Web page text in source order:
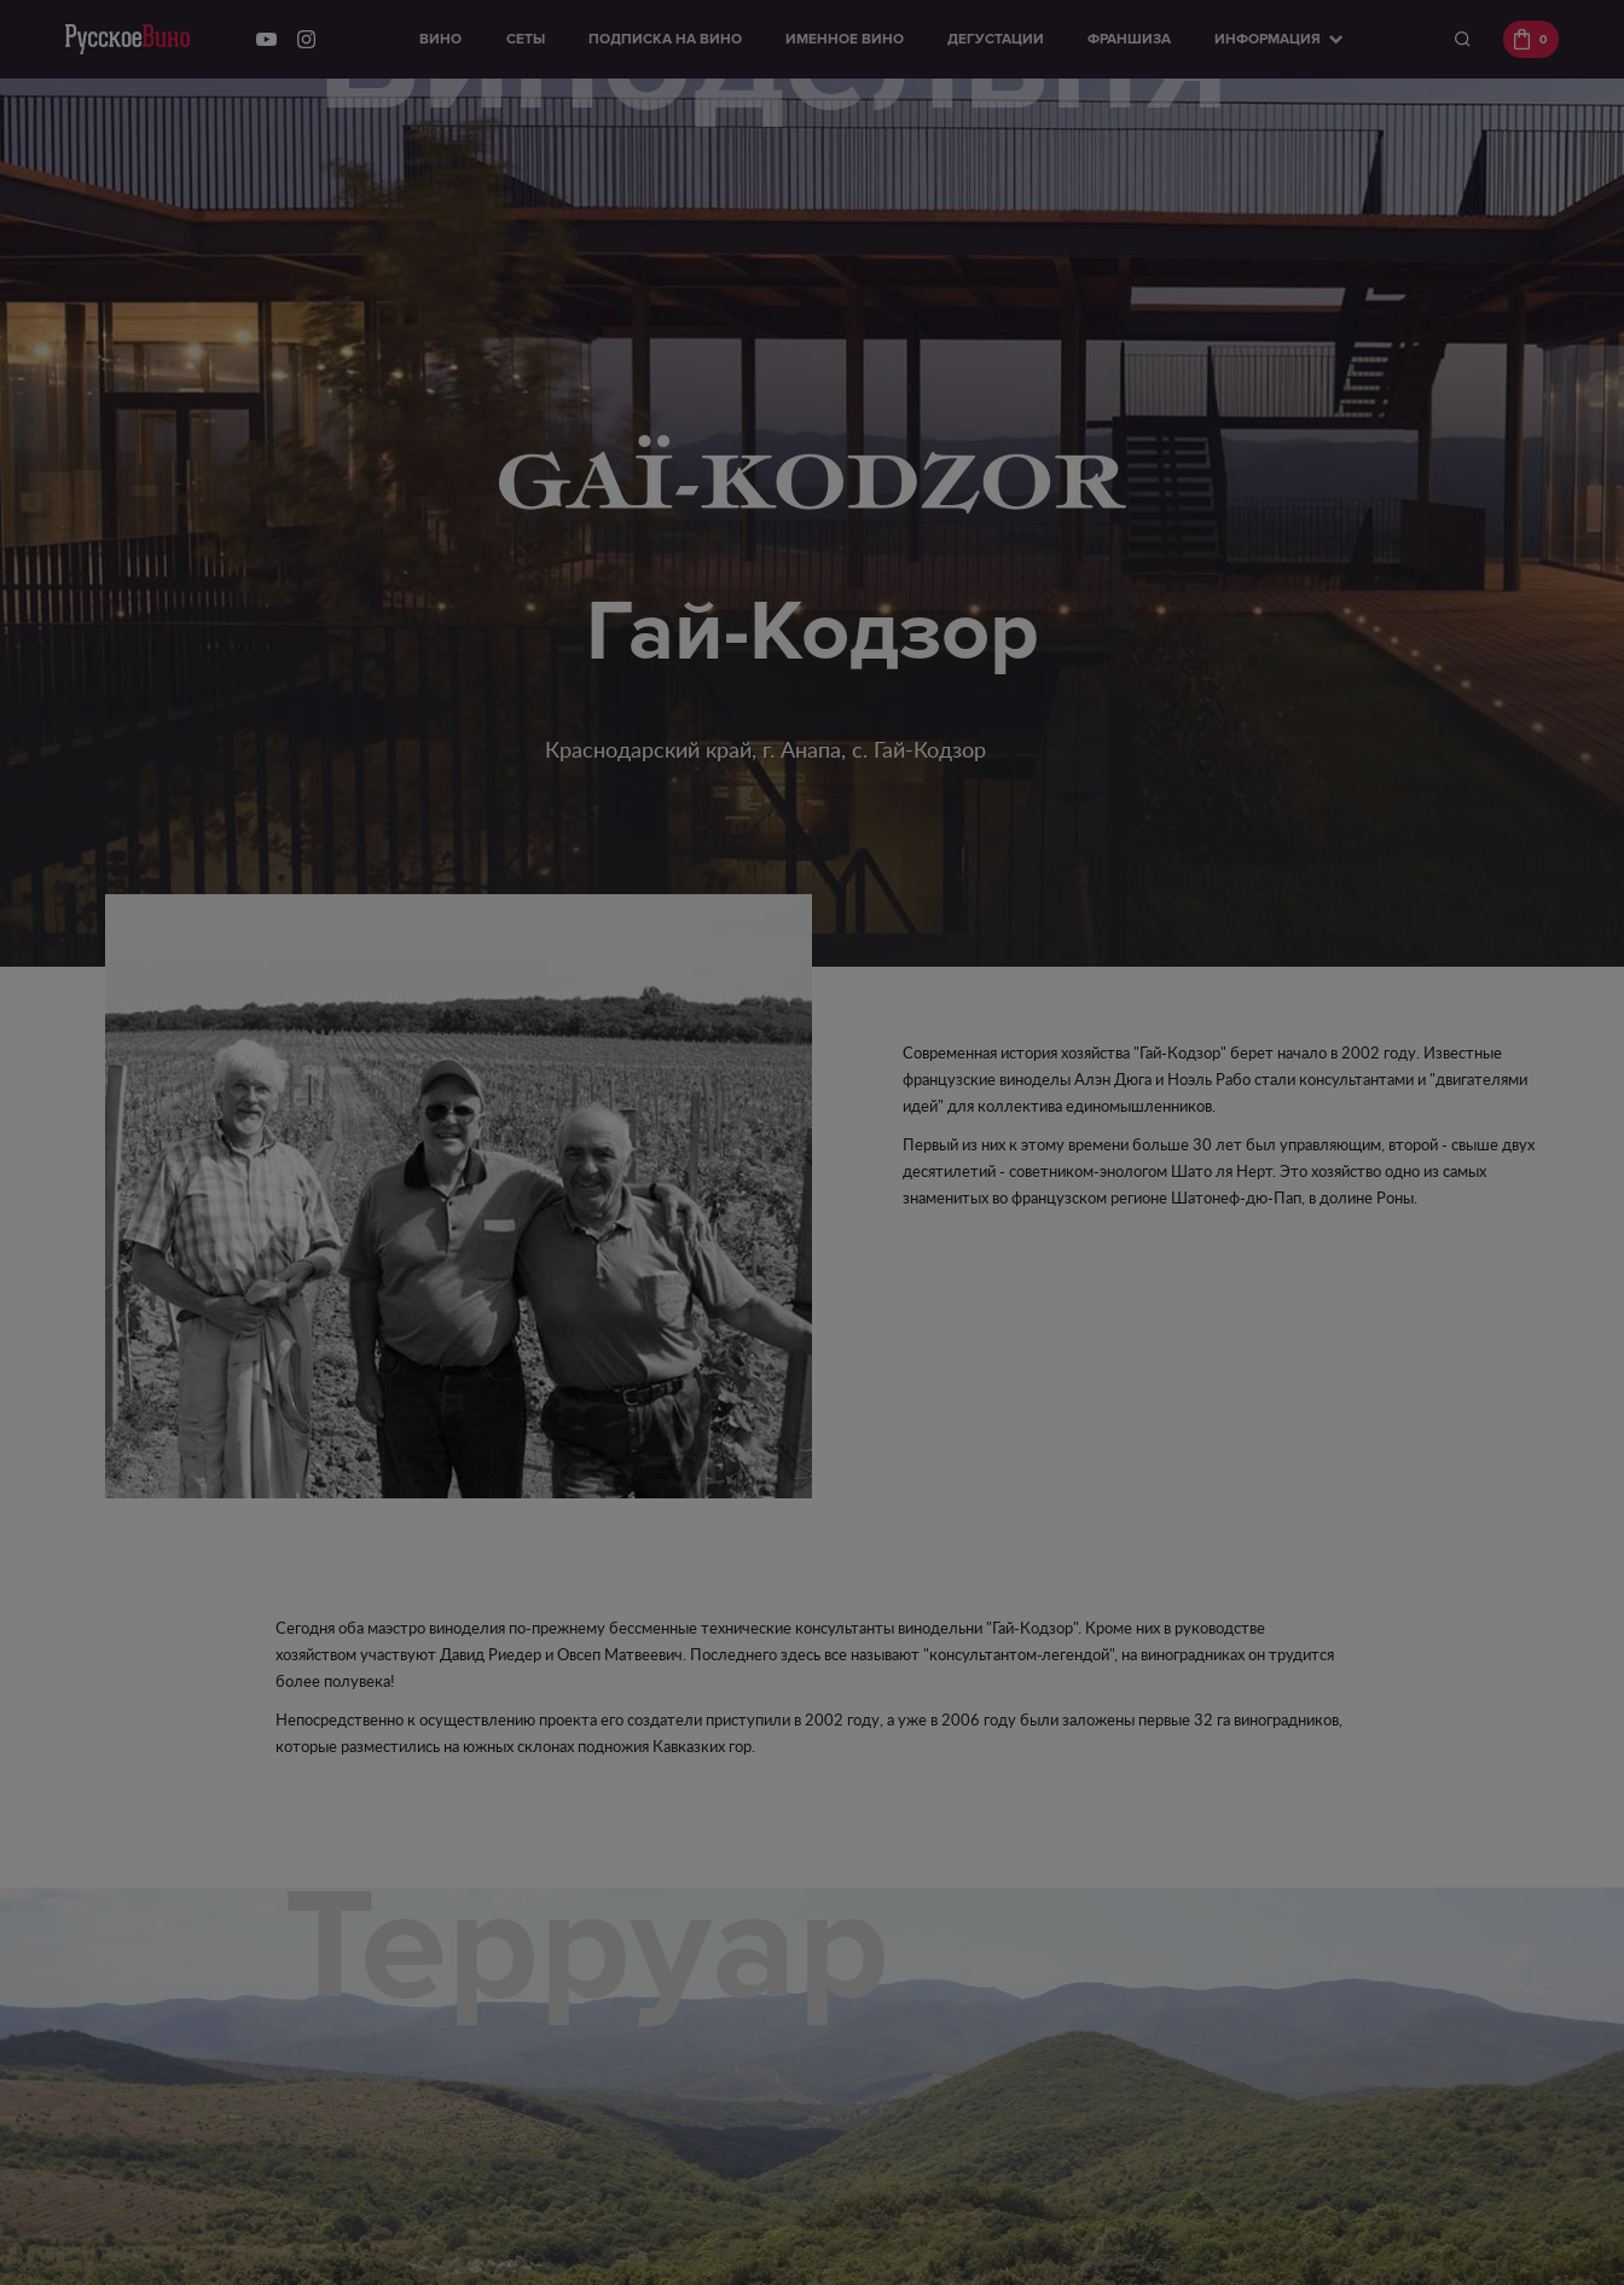
ВИНО СЕТЫ ПОДПИСКА НА ВИНО ИМЕННОЕ ВИНО ДЕГУСТАЦИИ ФРАНШИЗА ИНФОРМАЦИЯ 0
Гай-Кодзор
Краснодарский край, г. Анапа, с. Гай-Кодзор
Современная история хозяйства "Гай-Кодзор" берет начало в 2002 году. Известные
французские виноделы Алэн Дюга и Ноэль Рабо стали консультантами и "двигателями
идей" для коллектива единомышленников.
Первый из них к этому времени больше 30 лет был управляющим, второй - свыше двух
десятилетий - советником-энологом Шато ля Нерт. Это хозяйство одно из самых
знаменитых во французском регионе Шатонеф-дю-Пап, в долине Роны.
Сегодня оба маэстро виноделия по-прежнему бессменные технические консультанты винодельни "Гай-Кодзор". Кроме них в руководстве
хозяйством участвуют Давид Риедер и Овсеп Матвеевич. Последнего здесь все называют "консультантом-легендой", на виноградниках он трудится
более полувека!
Непосредственно к осуществлению проекта его создатели приступили в 2002 году, а уже в 2006 году были заложены первые 32 га виноградников,
которые разместились на южных склонах подножия Кавказких гор.
Терруар
Винодельня